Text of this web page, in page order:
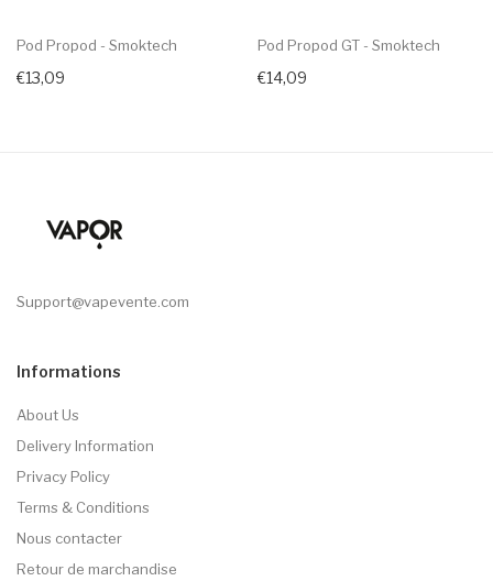
Pod Propod - Smoktech
€13,09
Pod Propod GT - Smoktech
€14,09
Support@vapevente.com
Informations
About Us
Delivery Information
Privacy Policy
Terms & Conditions
Nous contacter
Retour de marchandise